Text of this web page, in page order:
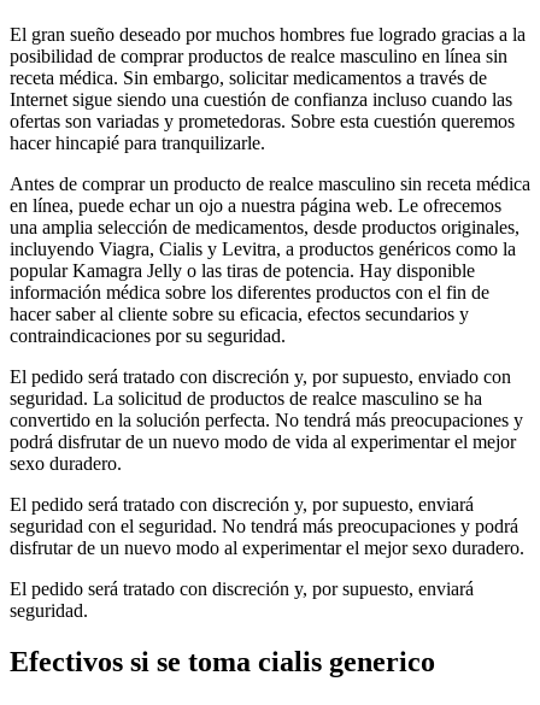
El gran sueño deseado por muchos hombres fue logrado gracias a la
posibilidad de comprar productos de realce masculino en línea sin
receta médica. Sin embargo, solicitar medicamentos a través de
Internet sigue siendo una cuestión de confianza incluso cuando las
ofertas son variadas y prometedoras. Sobre esta cuestión queremos
hacer hincapié para tranquilizarle.
Antes de comprar un producto de realce masculino sin receta médica
en línea, puede echar un ojo a nuestra página web. Le ofrecemos
una amplia selección de medicamentos, desde productos originales,
incluyendo Viagra, Cialis y Levitra, a productos genéricos como la
popular Kamagra Jelly o las tiras de potencia. Hay disponible
información médica sobre los diferentes productos con el fin de
hacer saber al cliente sobre su eficacia, efectos secundarios y
contraindicaciones por su seguridad.
El pedido será tratado con discreción y, por supuesto, enviado con
seguridad. La solicitud de productos de realce masculino se ha
convertido en la solución perfecta. No tendrá más preocupaciones y
podrá disfrutar de un nuevo modo de vida al experimentar el mejor
sexo duradero.
El pedido será tratado con discreción y, por supuesto, enviará
seguridad con el seguridad. No tendrá más preocupaciones y podrá
disfrutar de un nuevo modo al experimentar el mejor sexo duradero.
El pedido será tratado con discreción y, por supuesto, enviará
seguridad.
Efectivos si se toma cialis generico